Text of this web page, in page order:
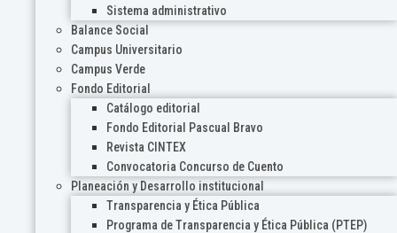
Sistema administrativo
Balance Social
Campus Universitario
Campus Verde
Fondo Editorial
Catálogo editorial
Fondo Editorial Pascual Bravo
Revista CINTEX
Convocatoria Concurso de Cuento
Planeación y Desarrollo institucional
Transparencia y Ética Pública
Programa de Transparencia y Ética Pública (PTEP)